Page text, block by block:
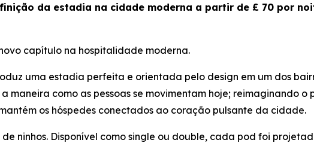
da estadia na cidade moderna a partir de £ 70 por
capítulo na hospitalidade moderna.
uma estadia perfeita e orientada pelo design em um dos
como as pessoas se movimentam hoje; reimaginando o
os hóspedes conectados ao coração pulsante da cidade.
ninhos. Disponível como single ou double, cada pod foi